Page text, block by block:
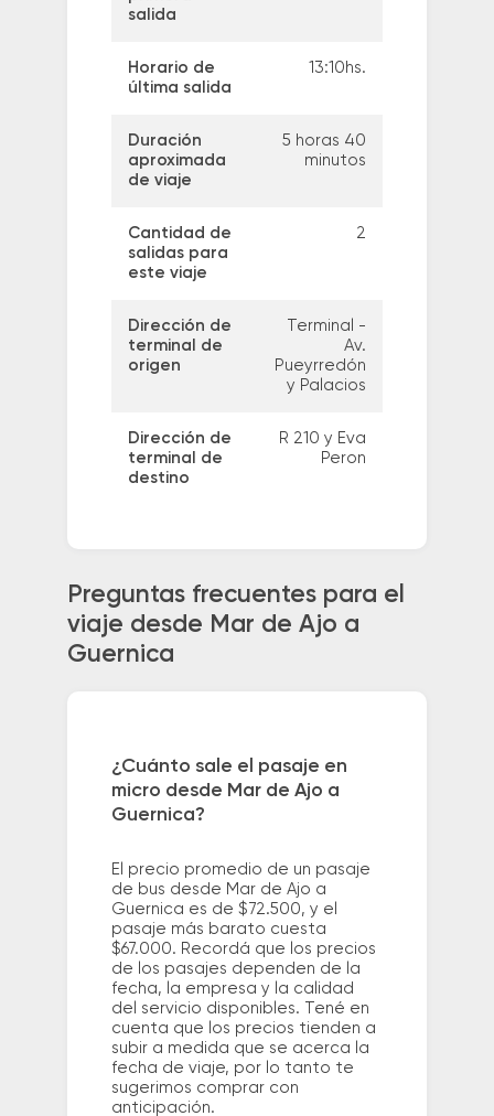
salida
Horario de
última salida
13:10hs.
Duración
aproximada
de viaje
5 horas 40
minutos
Cantidad de
salidas para
este viaje
2
Dirección de
terminal de
origen
Terminal -
Av.
Pueyrredón
y Palacios
Dirección de
terminal de
destino
R 210 y Eva
Peron
Preguntas frecuentes para el
viaje desde Mar de Ajo a
Guernica
¿Cuánto sale el pasaje en
micro desde Mar de Ajo a
Guernica?
El precio promedio de un pasaje
de bus desde Mar de Ajo a
Guernica es de $72.500, y el
pasaje más barato cuesta
$67.000. Recordá que los precios
de los pasajes dependen de la
fecha, la empresa y la calidad
del servicio disponibles. Tené en
cuenta que los precios tienden a
subir a medida que se acerca la
fecha de viaje, por lo tanto te
sugerimos comprar con
anticipación.